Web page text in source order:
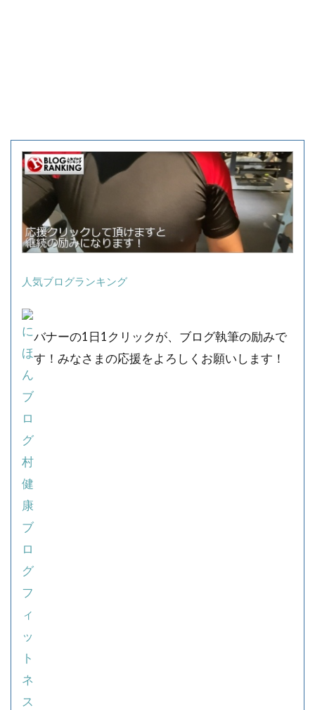
人気ブログランキング
バナーの1日1クリックが、ブログ執筆の励みで
す！みなさまの応援をよろしくお願いします！